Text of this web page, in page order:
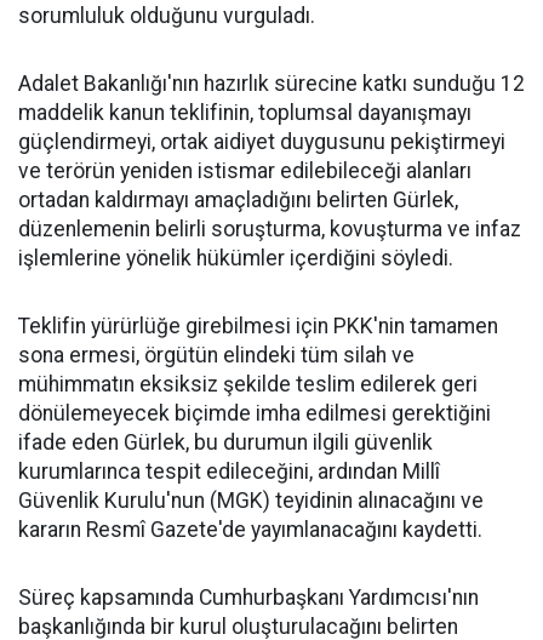
sorumluluk olduğunu vurguladı.
Adalet Bakanlığı'nın hazırlık sürecine katkı sunduğu 12
maddelik kanun teklifinin, toplumsal dayanışmayı
güçlendirmeyi, ortak aidiyet duygusunu pekiştirmeyi
ve terörün yeniden istismar edilebileceği alanları
ortadan kaldırmayı amaçladığını belirten Gürlek,
düzenlemenin belirli soruşturma, kovuşturma ve infaz
işlemlerine yönelik hükümler içerdiğini söyledi.
Teklifin yürürlüğe girebilmesi için PKK'nin tamamen
sona ermesi, örgütün elindeki tüm silah ve
mühimmatın eksiksiz şekilde teslim edilerek geri
dönülemeyecek biçimde imha edilmesi gerektiğini
ifade eden Gürlek, bu durumun ilgili güvenlik
kurumlarınca tespit edileceğini, ardından Millî
Güvenlik Kurulu'nun (MGK) teyidinin alınacağını ve
kararın Resmî Gazete'de yayımlanacağını kaydetti.
Süreç kapsamında Cumhurbaşkanı Yardımcısı'nın
başkanlığında bir kurul oluşturulacağını belirten